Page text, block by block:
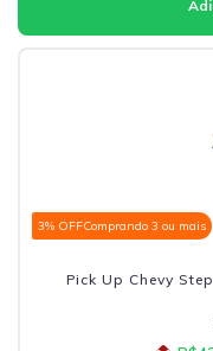
3% OFFComprando 3 ou mais
Pick Up Chevy